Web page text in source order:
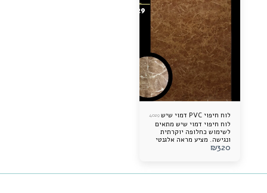
לוח חיפוי PVC דמוי שיש 4029
לוח חיפוי דמוי שיש מתאים
לשימוש כחלופה יוקרתית
ונגישה. מציע מראה אלגנטי
ותוספת עיצובית מרשימה
₪320